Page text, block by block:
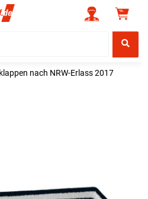
nach NRW-Erlass 2017